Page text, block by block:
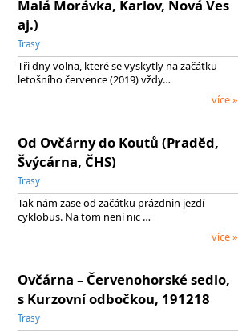
Malá Morávka, Karlov, Nová Ves
aj.)
Trasy
Tři dny volna, které se vyskytly na začátku
letošního července (2019) vždy…
více »
Od Ovčárny do Koutů (Praděd,
Švýcárna, ČHS)
Trasy
Tak nám zase od začátku prázdnin jezdí
cyklobus. Na tom není nic …
více »
Ovčárna – Červenohorské sedlo,
s Kurzovní odbočkou, 191218
Trasy